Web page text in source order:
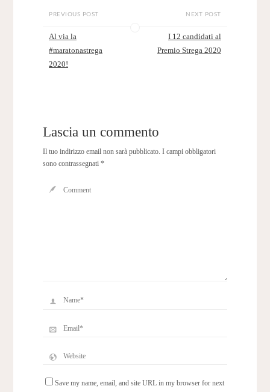
PREVIOUS POST
Al via la
#maratonastrega
2020!
NEXT POST
I 12 candidati al
Premio Strega 2020
Lascia un commento
Il tuo indirizzo email non sarà pubblicato. I campi obbligatori
sono contrassegnati *
Save my name, email, and site URL in my browser for next